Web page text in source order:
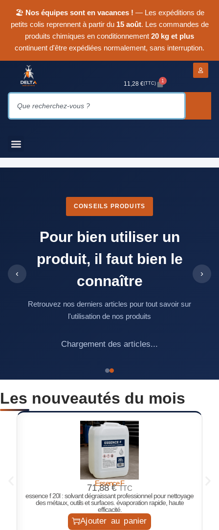
🏖 Nos équipes sont en vacances ! — Les expéditions de
petits colis reprennent à partir du 15 août. Les commandes de
produits chimiques en conditionnement 20 kg et plus
continuent d'être expédiées normalement, sans interruption.
11,28 €(TTC) 1
CONSEILS PRODUITS
Pour bien utiliser un
produit, il faut bien le
connaître
Retrouvez nos derniers articles pour tout savoir sur
l'utilisation de nos produits
Chargement des articles...
‹ ›
Les nouveautés du mois
Essence F
71,88€ TTC
essence f 20l : solvant dégraissant professionnel pour nettoyage
des métaux, outils et surfaces. évaporation rapide, haute
efficacité.
Ajouter au panier